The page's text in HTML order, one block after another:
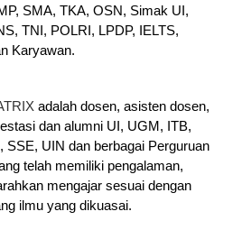
SMA, TKA, OSN, Simak UI,
TNI, POLRI, LPDP, IELTS,
Karyawan.
adalah dosen, asisten dosen,
dan alumni UI, UGM, ITB,
SSE, UIN dan berbagai Perguruan
telah memiliki pengalaman,
mengajar sesuai dengan
ilmu yang dikuasai.